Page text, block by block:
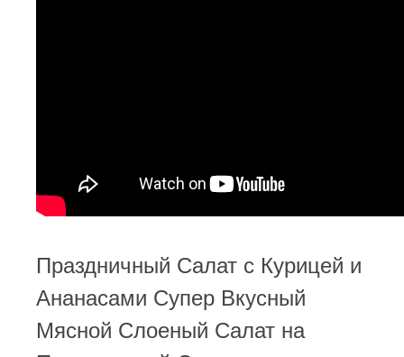
Праздничный Салат с Курицей и
Ананасами Супер Вкусный
Мясной Слоеный Салат на